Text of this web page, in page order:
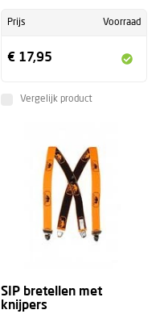
Prijs Voorraad
€ 17,95
Vergelijk product
SIP bretellen met
knijpers